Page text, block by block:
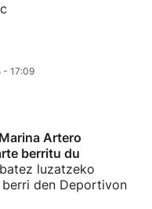
- 17:09
Marina Artero
berritu du
luzatzeko
den Deportivon